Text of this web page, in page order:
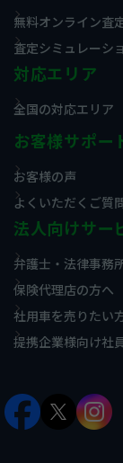
無料オンライン査
査定シミュレーシ
対応エリア
全国の対応エリア
お客様サポー
お客様の声
よくいただくご質
法人向けサー
弁護士・法律事務
保険代理店の方へ
社用車を売りたい
提携企業様向け社